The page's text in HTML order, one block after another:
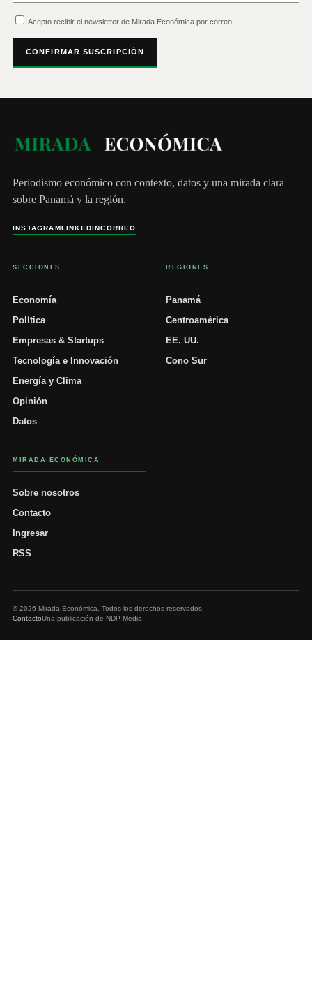
Acepto recibir el newsletter de Mirada Económica por correo.
CONFIRMAR SUSCRIPCIÓN
Periodismo económico con contexto, datos y una mirada clara
sobre Panamá y la región.
INSTAGRAMLINKEDINCORREO
SECCIONES
Economía
Política
Empresas & Startups
Tecnología e Innovación
Energía y Clima
Opinión
Datos
REGIONES
Panamá
Centroamérica
EE. UU.
Cono Sur
MIRADA ECONÓMICA
Sobre nosotros
Contacto
Ingresar
RSS
© 2026 Mirada Económica. Todos los derechos reservados.
ContactoUna publicación de NDP Media